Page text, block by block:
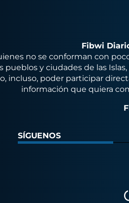
Fibwi
no se conforman con
pueblos y ciudades de las
incluso, poder participar
información que quiera
SÍGUENOS